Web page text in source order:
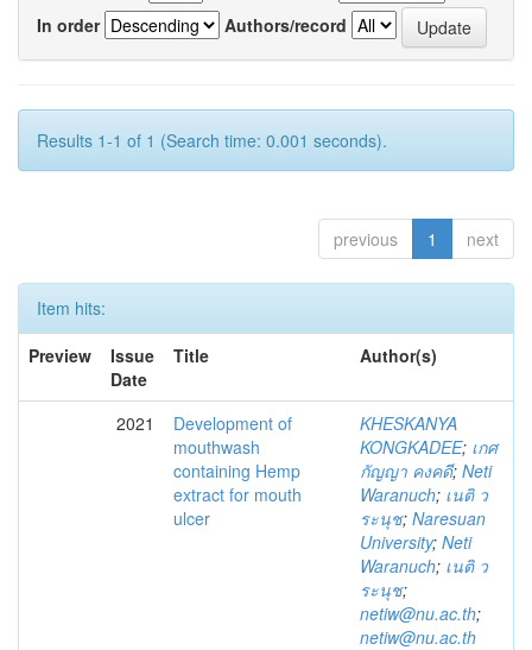
In order
Authors/record
Results 1-1 of 1 (Search time: 0.001 seconds).
previous 1 next
Item hits:
Preview
Issue
Date
Title Author(s)
2021
Development of
mouthwash
containing Hemp
extract for mouth
ulcer
KHESKANYA
KONGKADEE; เกศ
กัญญา คงคดี; Neti
Waranuch; เนติ ว
ระนุช; Naresuan
University; Neti
Waranuch; เนติ ว
ระนุช;
netiw@nu.ac.th;
netiw@nu.ac.th